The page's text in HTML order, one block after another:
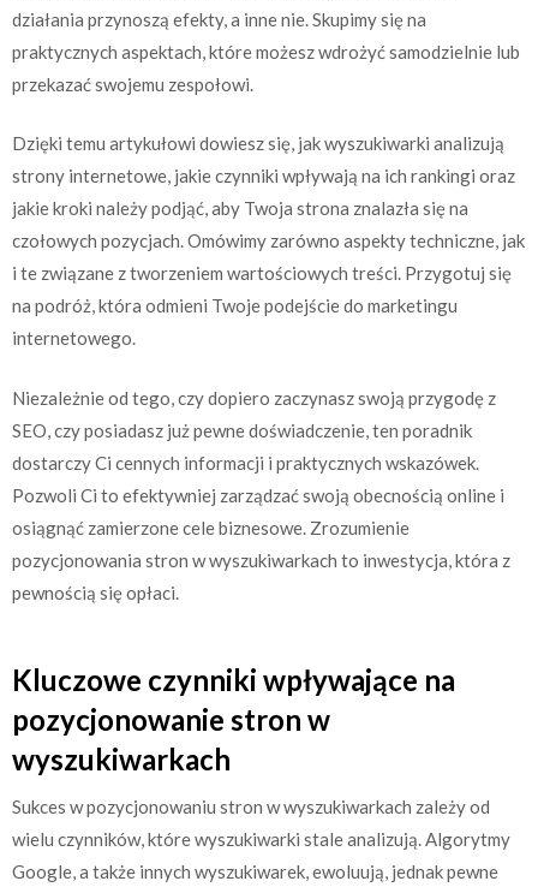
działania przynoszą efekty, a inne nie. Skupimy się na
praktycznych aspektach, które możesz wdrożyć samodzielnie lub
przekazać swojemu zespołowi.
Dzięki temu artykułowi dowiesz się, jak wyszukiwarki analizują
strony internetowe, jakie czynniki wpływają na ich rankingi oraz
jakie kroki należy podjąć, aby Twoja strona znalazła się na
czołowych pozycjach. Omówimy zarówno aspekty techniczne, jak
i te związane z tworzeniem wartościowych treści. Przygotuj się
na podróż, która odmieni Twoje podejście do marketingu
internetowego.
Niezależnie od tego, czy dopiero zaczynasz swoją przygodę z
SEO, czy posiadasz już pewne doświadczenie, ten poradnik
dostarczy Ci cennych informacji i praktycznych wskazówek.
Pozwoli Ci to efektywniej zarządzać swoją obecnością online i
osiągnąć zamierzone cele biznesowe. Zrozumienie
pozycjonowania stron w wyszukiwarkach to inwestycja, która z
pewnością się opłaci.
Kluczowe czynniki wpływające na
pozycjonowanie stron w
wyszukiwarkach
Sukces w pozycjonowaniu stron w wyszukiwarkach zależy od
wielu czynników, które wyszukiwarki stale analizują. Algorytmy
Google, a także innych wyszukiwarek, ewoluują, jednak pewne